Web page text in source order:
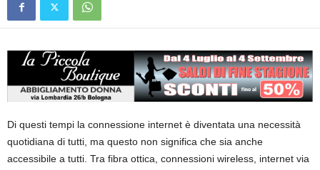
Di questi tempi la connessione internet è diventata una necessità
quotidiana di tutti, ma questo non significa che sia anche
accessibile a tutti. Tra fibra ottica, connessioni wireless, internet via